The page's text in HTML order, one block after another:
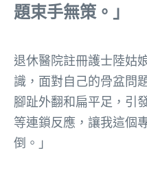
題束手無策。」
退休醫院註冊護士陸姑
識，面對自己的骨盆問
腳趾外翻和扁平足，引
等連鎖反應，讓我這個
倒。」